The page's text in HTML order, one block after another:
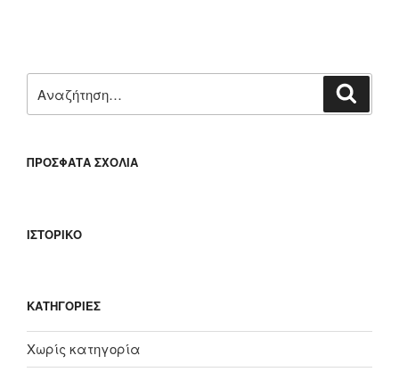
για:
ΠΡΌΣΦΑΤΑ ΣΧΌΛΙΑ
ΙΣΤΟΡΙΚΌ
KΑΤΗΓΟΡΊΕΣ
Χωρίς κατηγορία